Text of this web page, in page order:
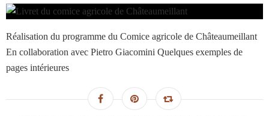
Réalisation du programme du Comice agricole de Châteaumeillant
En collaboration avec Pietro Giacomini Quelques exemples de
pages intérieures